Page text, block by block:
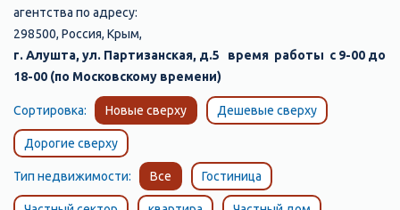
агентства по адресу:
298500, Россия, Крым,
г. Алушта, ул. Партизанская, д.5 время работы с 9-00 до
18-00 (по Московскому времени)
Сортировка: Новые сверху Дешевые сверху
Дорогие сверху
Тип недвижимости: Все Гостиница